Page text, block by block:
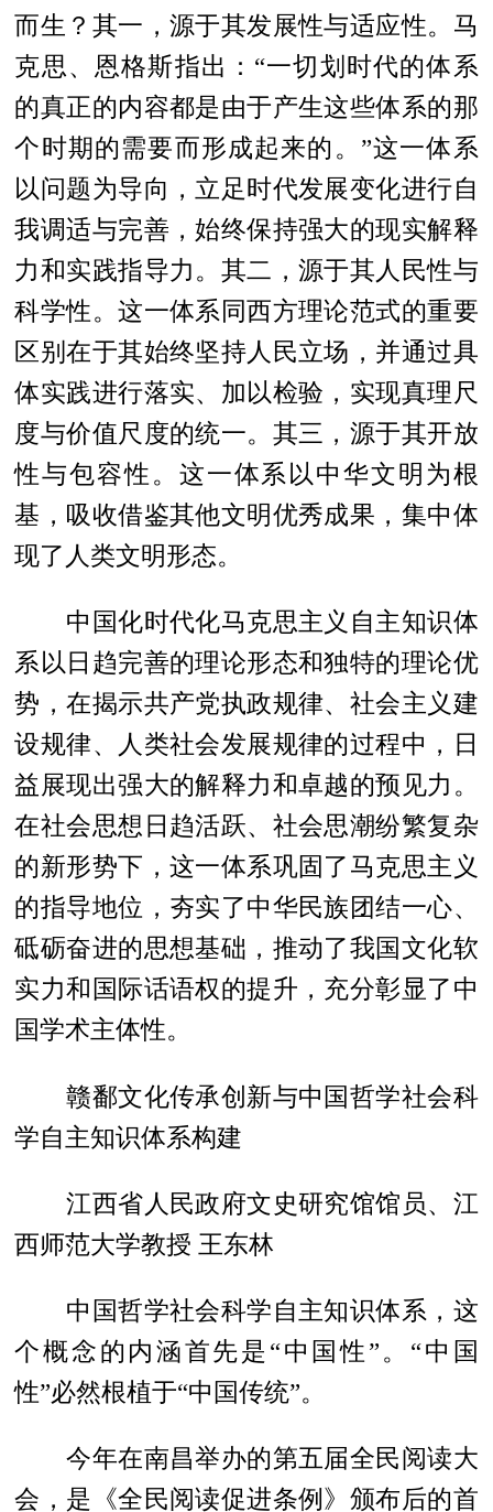
而生？其一，源于其发展性与适应性。马
克思、恩格斯指出：“一切划时代的体系
的真正的内容都是由于产生这些体系的那
个时期的需要而形成起来的。”这一体系
以问题为导向，立足时代发展变化进行自
我调适与完善，始终保持强大的现实解释
力和实践指导力。其二，源于其人民性与
科学性。这一体系同西方理论范式的重要
区别在于其始终坚持人民立场，并通过具
体实践进行落实、加以检验，实现真理尺
度与价值尺度的统一。其三，源于其开放
性与包容性。这一体系以中华文明为根
基，吸收借鉴其他文明优秀成果，集中体
现了人类文明形态。
中国化时代化马克思主义自主知识体
系以日趋完善的理论形态和独特的理论优
势，在揭示共产党执政规律、社会主义建
设规律、人类社会发展规律的过程中，日
益展现出强大的解释力和卓越的预见力。
在社会思想日趋活跃、社会思潮纷繁复杂
的新形势下，这一体系巩固了马克思主义
的指导地位，夯实了中华民族团结一心、
砥砺奋进的思想基础，推动了我国文化软
实力和国际话语权的提升，充分彰显了中
国学术主体性。
赣鄱文化传承创新与中国哲学社会科
学自主知识体系构建
江西省人民政府文史研究馆馆员、江
西师范大学教授 王东林
中国哲学社会科学自主知识体系，这
个概念的内涵首先是“中国性”。“中国
性”必然根植于“中国传统”。
今年在南昌举办的第五届全民阅读大
会，是《全民阅读促进条例》颁布后的首